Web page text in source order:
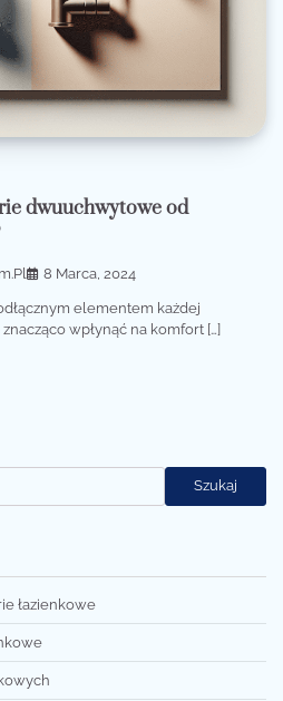
dwuuchwytowe od
8 Marca, 2024
elementem każdej
wpłynąć na komfort […]
Szukaj
łazienkowe